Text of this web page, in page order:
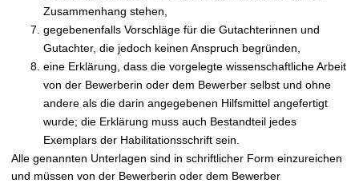
Zusammenhang stehen,
gegebenenfalls Vorschläge für die Gutachterinnen und
Gutachter, die jedoch keinen Anspruch begründen,
eine Erklärung, dass die vorgelegte wissenschaftliche Arbeit
von der Bewerberin oder dem Bewerber selbst und ohne
andere als die darin angegebenen Hilfsmittel angefertigt
wurde; die Erklärung muss auch Bestandteil jedes
Exemplars der Habilitationsschrift sein.
Alle genannten Unterlagen sind in schriftlicher Form einzureichen
und müssen von der Bewerberin oder dem Bewerber